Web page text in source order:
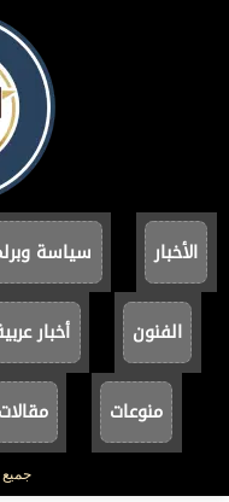
الأخبار سياسة
الفنون أخبار
منوعات